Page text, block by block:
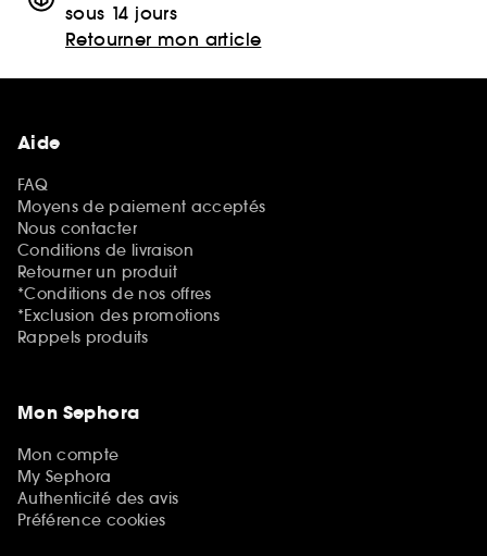
sous 14 jours
Retourner mon article
Aide
FAQ
Moyens de paiement acceptés
Nous contacter
Conditions de livraison
Retourner un produit
*Conditions de nos offres
*Exclusion des promotions
Rappels produits
Mon Sephora
Mon compte
My Sephora
Authenticité des avis
Préférence cookies